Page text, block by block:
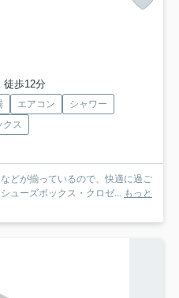
徒歩12分
エアコン
シャワー
クス
どが揃っているので、快適に過ご
ューズボックス・クロゼ... もっと